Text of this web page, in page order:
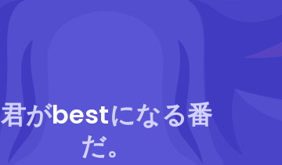
君がbestになる番
だ。